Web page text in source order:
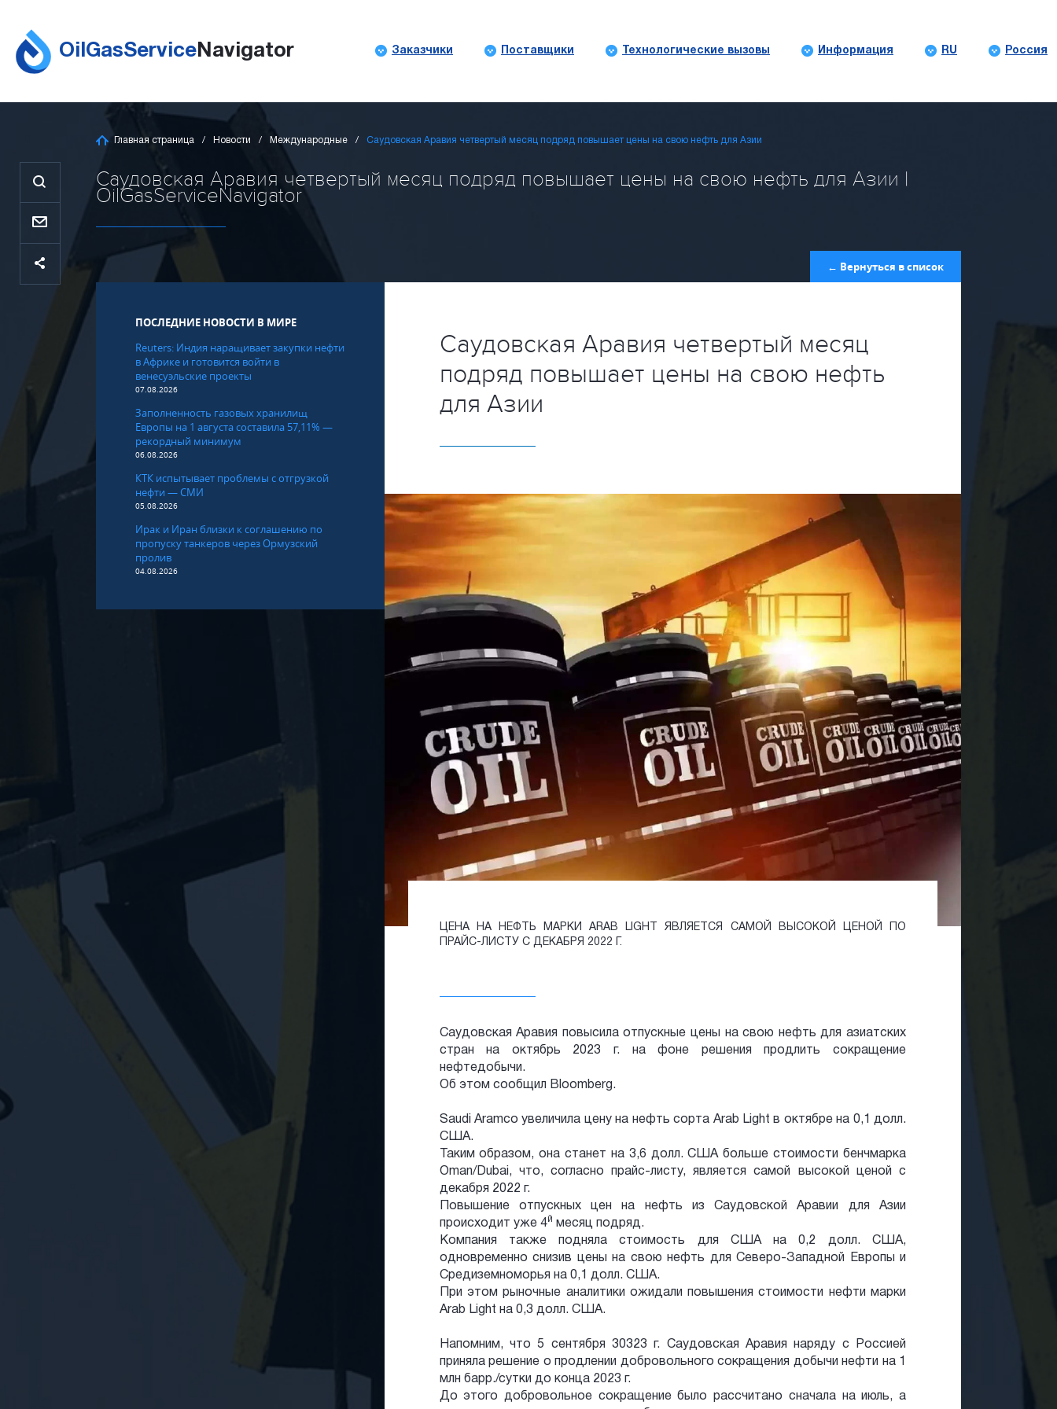
OilGasService Navigator Заказчики Поставщики Технологические вызовы Информация RU Россия
Главная страница Новости Международные Саудовская Аравия четвертый месяц подряд повышает цены на свою нефть для Азии
Саудовская Аравия четвертый месяц подряд повышает цены на свою нефть для Азии |
OilGasServiceNavigator
← Вернуться в список
ПОСЛЕДНИЕ НОВОСТИ В МИРЕ
Reuters: Индия наращивает закупки нефти
в Африке и готовится войти в
венесуэльские проекты
07.08.2026
Заполненность газовых хранилищ
Европы на 1 августа составила 57,11% —
рекордный минимум
06.08.2026
КТК испытывает проблемы с отгрузкой
нефти — СМИ
05.08.2026
Ирак и Иран близки к соглашению по
пропуску танкеров через Ормузский
пролив
04.08.2026
Саудовская Аравия четвертый месяц
подряд повышает цены на свою нефть
для Азии
ЦЕНА НА НЕФТЬ МАРКИ ARAB LIGHT ЯВЛЯЕТСЯ САМОЙ ВЫСОКОЙ ЦЕНОЙ ПО
ПРАЙС-ЛИСТУ С ДЕКАБРЯ 2022 Г.
Саудовская Аравия повысила отпускные цены на свою нефть для азиатских
стран на октябрь 2023 г. на фоне решения продлить сокращение
нефтедобычи.
Об этом сообщил Bloomberg.
Saudi Aramco увеличила цену на нефть сорта Arab Light в октябре на 0,1 долл.
США.
Таким образом, она станет на 3,6 долл. США больше стоимости бенчмарка
Oman/Dubai, что, согласно прайс-листу, является самой высокой ценой с
декабря 2022 г.
Повышение отпускных цен на нефть из Саудовской Аравии для Азии
происходит уже 4й
месяц подряд.
Компания также подняла стоимость для США на 0,2 долл. США,
одновременно снизив цены на свою нефть для Северо-Западной Европы и
Средиземноморья на 0,1 долл. США.
При этом рыночные аналитики ожидали повышения стоимости нефти марки
Arab Light на 0,3 долл. США.
Напомним, что 5 сентября 30323 г. Саудовская Аравия наряду с Россией
приняла решение о продлении добровольного сокращения добычи нефти на 1
млн барр./сутки до конца 2023 г.
До этого добровольное сокращение было рассчитано сначала на июль, а